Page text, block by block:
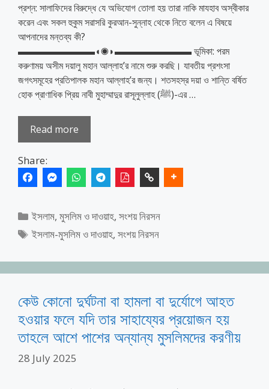
প্রশ্ন: সালাফিদের বিরুদ্ধে যে অভিযোগ তোলা হয় তারা নাকি মাযহাব অস্বীকার
করেন এবং সকল হুকুম সরাসরি কুরআন-সুন্নাহ থেকে নিতে বলেন এ বিষয়ে
আপনাদের মন্তব্য কী?
▬▬▬▬▬▬▬▬◖◉◗▬▬▬▬▬▬▬▬ ভূমিকা: পরম
করুণাময় অসীম দয়ালু মহান আল্লাহ’র নামে শুরু করছি। যাবতীয় প্রশংসা
জগৎসমূহের প্রতিপালক মহান আল্লাহ’র জন্য। শতসহস্র দয়া ও শান্তি বর্ষিত
হোক প্রাণাধিক প্রিয় নাবী মুহাম্মাদুর রাসূলুল্লাহ (ﷺ)-এর …
Read more
Share:
Categories
ইসলাম, মুসলিম ও দাওয়াহ,সংশয় নিরসন
Tags
ইসলাম-মুসলিম ও দাওয়াহ,সংশয় নিরসন
কেউ কোনো দুর্ঘটনা বা হামলা বা দুর্যোগে আহত
হওয়ার ফলে যদি তার সাহায্যের প্রয়োজন হয়
তাহলে আশে পাশের অন্যান্য মুসলিমদের করণীয়
28 July 2025